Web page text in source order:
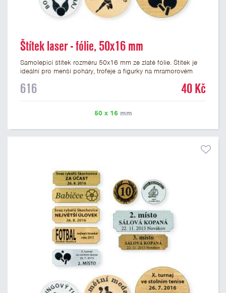
Štítek laser - fólie, 50x16 mm
Samolepicí štítek rozměru 50x16 mm ze zlaté fólie. Štítek je
ideální pro menší poháry, trofeje a figurky na mramorovém
nebo text. U textu doporučujeme maximálně 3 řádky, aby byla
možné přiložit v prvním kroku objednávky.
616 40 Kč
50 x 16mm